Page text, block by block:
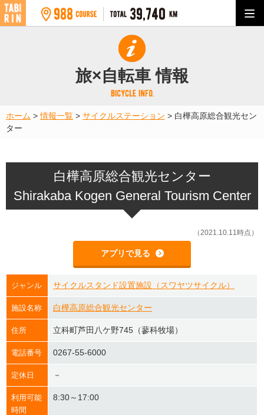
旅×自転車 情報
ホーム >情報一覧 > サイクルステーション > 白樺高原総合観光セン
ター
白樺高原総合観光センター
Shirakaba Kogen General Tourism Center
（2021.10.11時点）
アプリで見る
ジャンル サイクルスタンド設置施設（スワヤツサイクル）
施設名称 白樺高原総合観光センター
住所 立科町芦田八ケ野745（蓼科牧場）
電話番号 0267-55-6000
定休日 －
利用可能
時間
8:30～17:00